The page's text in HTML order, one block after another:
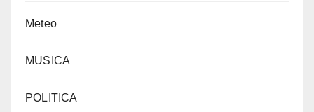
Meteo
MUSICA
POLITICA